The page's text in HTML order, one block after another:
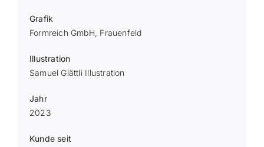
Grafik
Formreich GmbH, Frauenfeld
Illustration
Samuel Glättli Illustration
Jahr
2023
Kunde seit